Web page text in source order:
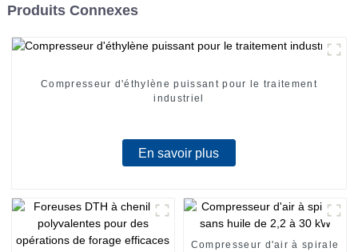
Produits Connexes
Compresseur d'éthylène puissant pour le traitement
industriel
En savoir plus
Compresseur d'air à spirale